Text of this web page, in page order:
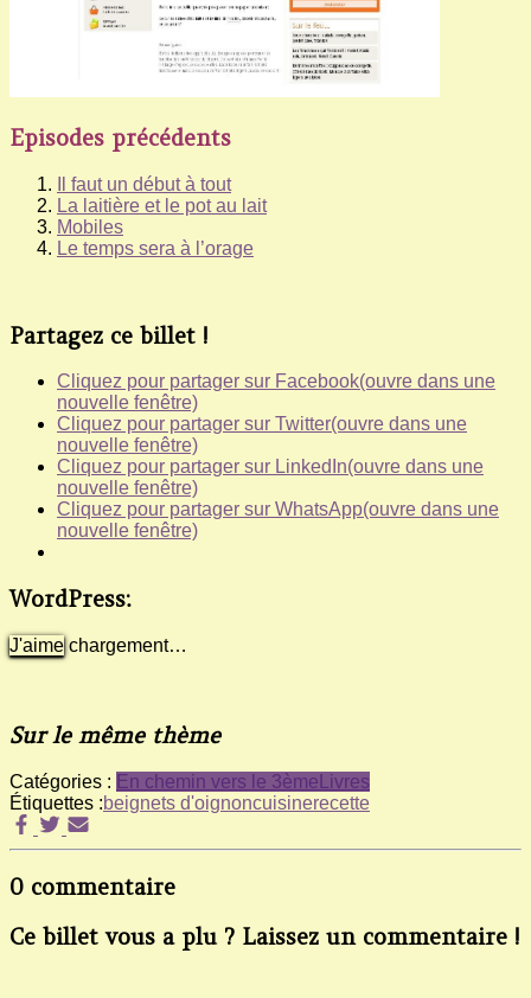
Episodes précédents
Il faut un début à tout
La laitière et le pot au lait
Mobiles
Le temps sera à l’orage
Partagez ce billet !
Cliquez pour partager sur Facebook(ouvre dans une
nouvelle fenêtre)
Cliquez pour partager sur Twitter(ouvre dans une
nouvelle fenêtre)
Cliquez pour partager sur LinkedIn(ouvre dans une
nouvelle fenêtre)
Cliquez pour partager sur WhatsApp(ouvre dans une
nouvelle fenêtre)
WordPress:
J'aime chargement…
Sur le même thème
Catégories : En chemin vers le 3ème Livres
Étiquettes :beignets d'oignoncuisinerecette
0 commentaire
Ce billet vous a plu ? Laissez un commentaire !